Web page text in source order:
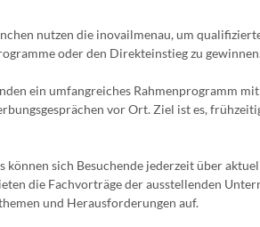
nutzen die inovailmenau, um
oder den Direkteinstieg zu
ein umfangreiches Rahmenprogramm
vor Ort. Ziel ist es,
sich Besuchende jederzeit über
die Fachvorträge der ausstellenden
und Herausforderungen auf.